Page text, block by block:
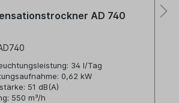
AD 740
34 l/Tag
0,62 kW
51 dB(A)
550 m³/h